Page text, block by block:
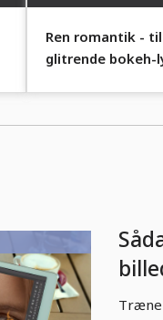
Ren romantik -
glitrende bokeh-
ild,